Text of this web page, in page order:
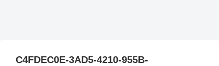
C4FDEC0E-3AD5-4210-955B-